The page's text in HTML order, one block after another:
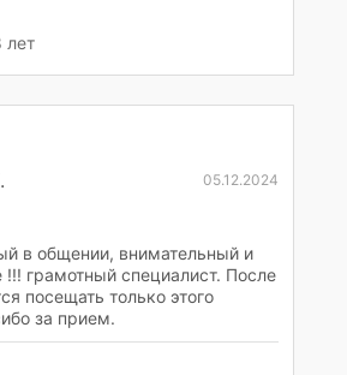
лет
05.12.2024
в общении, внимательный и
!!! грамотный специалист. После
посещать только этого
за прием.